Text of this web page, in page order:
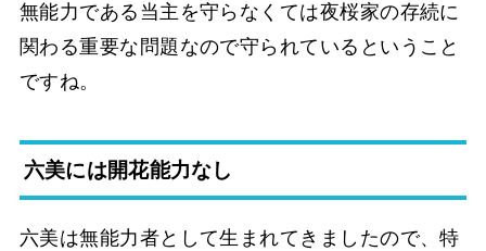
無能力である当主を守らなくては夜桜家の存続に
関わる重要な問題なので守られているということ
ですね。
六美には開花能力なし
六美は無能力者として生まれてきましたので、特